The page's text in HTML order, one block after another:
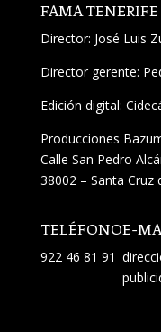
FAMA TENERIFE
Director: José Luis
Director gerente:
Edición digital:
Producciones
Calle San Pedro
38002 – Santa Cruz
TELÉFONO
922 46 81 91
E-